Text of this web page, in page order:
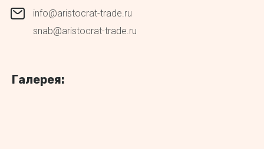
info@aristocrat-trade.ru
snab@aristocrat-trade.ru
Галерея: